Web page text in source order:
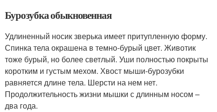
Бурозубка обыкновенная
Удлиненный носик зверька имеет притупленную форму.
Спинка тела окрашена в темно-бурый цвет. Животик
тоже бурый, но более светлый. Уши полностью покрыты
коротким и густым мехом. Хвост мыши-бурозубки
равняется длине тела. Шерсти на нем нет.
Продолжительность жизни мышки с длинным носом –
два года.